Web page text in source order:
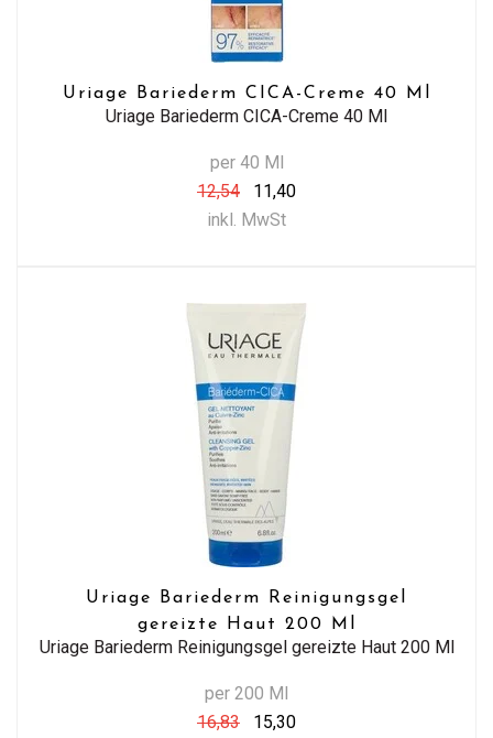
Uriage Bariederm CICA-Creme 40 Ml
Uriage Bariederm CICA-Creme 40 Ml
per 40 Ml
12,54
11,40
inkl. MwSt
Uriage Bariederm Reinigungsgel
gereizte Haut 200 Ml
Uriage Bariederm Reinigungsgel gereizte Haut 200 Ml
per 200 Ml
16,83
15,30